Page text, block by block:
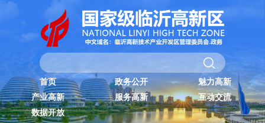
首页 政务公开
魅力高新
产业高新
服务高新
互动交流
数据开放